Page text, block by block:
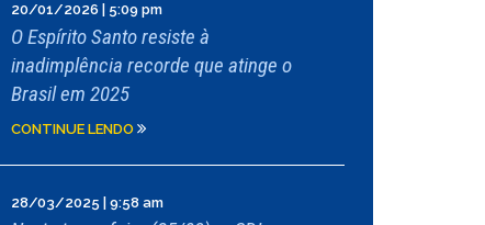
20/01/2026 | 5:09 pm
O Espírito Santo resiste à
inadimplência recorde que atinge o
Brasil em 2025
CONTINUE LENDO
28/03/2025 | 9:58 am